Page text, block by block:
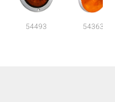
54493 54363